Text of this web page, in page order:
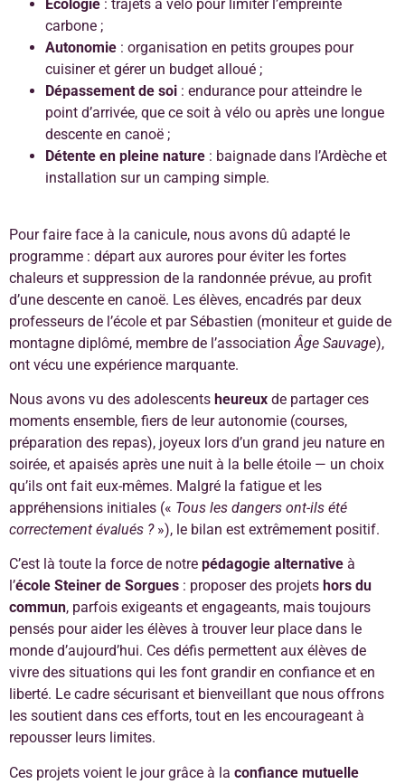
Écologie : trajets à vélo pour limiter l’empreinte
carbone ;
Autonomie : organisation en petits groupes pour
cuisiner et gérer un budget alloué ;
Dépassement de soi : endurance pour atteindre le
point d’arrivée, que ce soit à vélo ou après une longue
descente en canoë ;
Détente en pleine nature : baignade dans l’Ardèche et
installation sur un camping simple.
Pour faire face à la canicule, nous avons dû adapté le
programme : départ aux aurores pour éviter les fortes
chaleurs et suppression de la randonnée prévue, au profit
d’une descente en canoë. Les élèves, encadrés par deux
professeurs de l’école et par Sébastien (moniteur et guide de
montagne diplômé, membre de l’association Âge Sauvage),
ont vécu une expérience marquante.
Nous avons vu des adolescents heureux de partager ces
moments ensemble, fiers de leur autonomie (courses,
préparation des repas), joyeux lors d’un grand jeu nature en
soirée, et apaisés après une nuit à la belle étoile — un choix
qu’ils ont fait eux-mêmes. Malgré la fatigue et les
appréhensions initiales (« Tous les dangers ont-ils été
correctement évalués ?»), le bilan est extrêmement positif.
C’est là toute la force de notre pédagogie alternative à
l’école Steiner de Sorgues : proposer des projets hors du
commun, parfois exigeants et engageants, mais toujours
pensés pour aider les élèves à trouver leur place dans le
monde d’aujourd’hui. Ces défis permettent aux élèves de
vivre des situations qui les font grandir en confiance et en
liberté. Le cadre sécurisant et bienveillant que nous offrons
les soutient dans ces efforts, tout en les encourageant à
repousser leurs limites.
Ces projets voient le jour grâce à la confiance mutuelle